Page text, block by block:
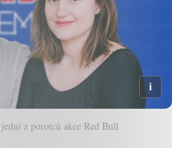
z porotců akce Red Bull